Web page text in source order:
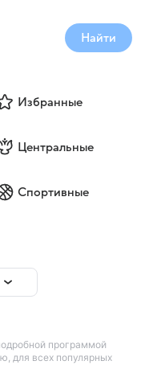
Найти
Избранные
Центральные
Спортивные
программой
для всех популярных